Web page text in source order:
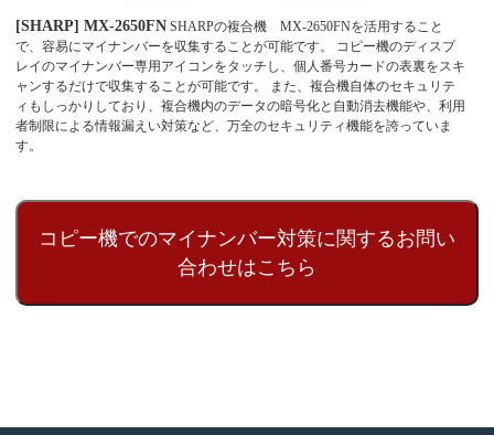
[SHARP] MX-2650FN SHARPの複合機 MX-2650FNを活用すること
で、容易にマイナンバーを収集することが可能です。 コピー機のディスプ
レイのマイナンバー専用アイコンをタッチし、個人番号カードの表裏をスキ
ャンするだけで収集することが可能です。 また、複合機自体のセキュリテ
ィもしっかりしており、複合機内のデータの暗号化と自動消去機能や、利用
者制限による情報漏えい対策など、万全のセキュリティ機能を誇っていま
す。
コピー機でのマイナンバー対策に関するお問い
合わせはこちら